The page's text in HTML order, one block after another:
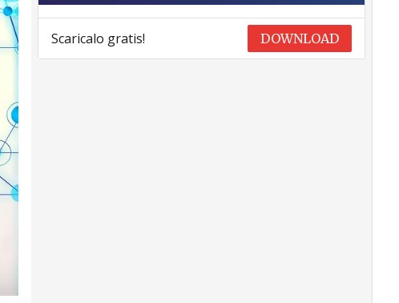
Scaricalo gratis! DOWNLOAD